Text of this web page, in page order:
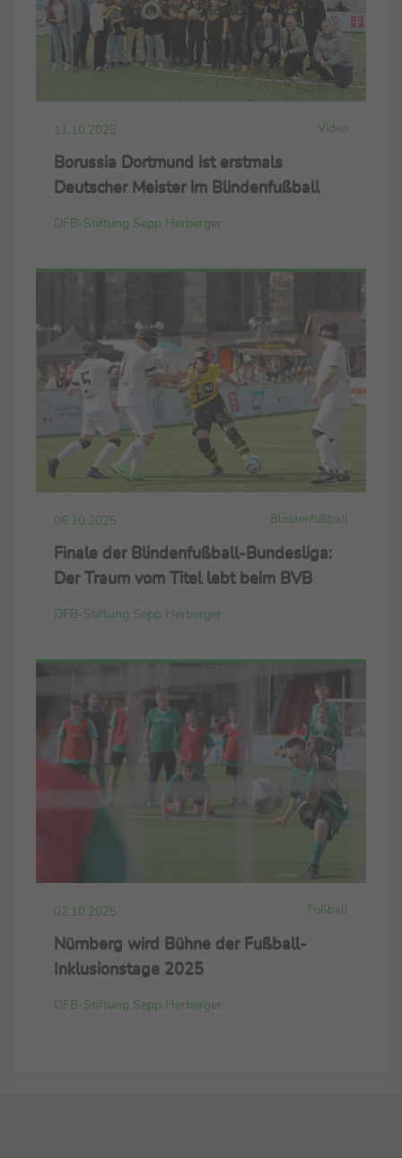
11.10.2025 Video
Borussia Dortmund ist erstmals
Deutscher Meister im Blindenfußball
DFB-Stiftung Sepp Herberger
06.10.2025 Blindenfußball
Finale der Blindenfußball-Bundesliga:
Der Traum vom Titel lebt beim BVB
DFB-Stiftung Sepp Herberger
02.10.2025 Fußball
Nürnberg wird Bühne der Fußball-
Inklusionstage 2025
DFB-Stiftung Sepp Herberger